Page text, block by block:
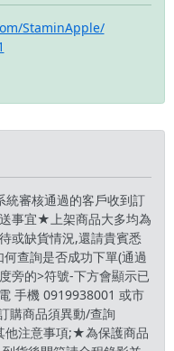
StaminApple/
審核通過的客戶收到訂
事宜★上架商品大多均為
或缺貨情況,還請貴賓悉
查詢是否成功下單(通過
旁的>符號-下方會顯示已
手機 0919938001 或市
購商品須異動/查詢
他注意事項;★為保護商品